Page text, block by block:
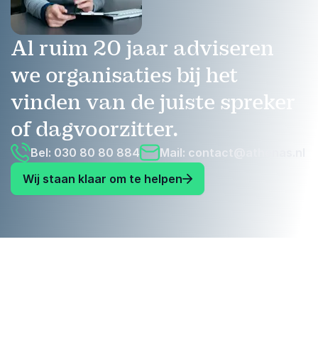
Al ruim 20 jaar adviseren
we organisaties bij het
vinden van de juiste spreker
of dagvoorzitter.
Bel: 030 80 80 884 Mail: contact@athenas.nl
Wij staan klaar om te helpen